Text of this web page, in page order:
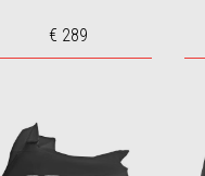
€ 289